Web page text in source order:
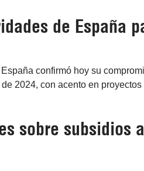
de España
confirmó hoy su
2024, con acento en
sobre subsidios